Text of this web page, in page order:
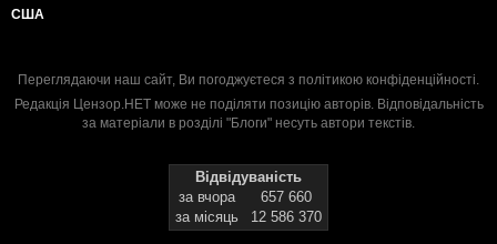
США
Переглядаючи наш сайт, Ви погоджуєтеся з політикою конфіденційності.
Редакція Цензор.НЕТ може не поділяти позицію авторів. Відповідальність
за матеріали в розділі "Блоги" несуть автори текстів.
Відвідуваність
за вчора
657 660
за місяць
12 586 370